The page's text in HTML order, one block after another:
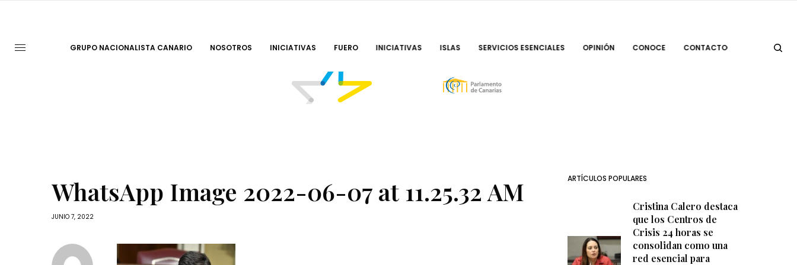
GRUPO NACIONALISTA CANARIO NOSOTROS INICIATIVAS FUERO INICIATIVAS ISLAS SERVICIOS ESENCIALES OPINIÓN CONOCE CONTACTO
WhatsApp Image 2022-06-07 at 11.25.32 AM
JUNIO 7, 2022
ARTÍCULOS POPULARES
Cristina Calero destaca
que los Centros de
Crisis 24 horas se
consolidan como una
red esencial para